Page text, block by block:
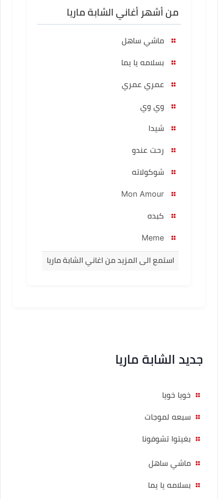
من أشهر أغاني الشابة ماريا
ماشي ساهل
بسلامه يا يما
عمري عمري
وي وي
شيدا
رحت عندو
شوكولاته
كبده
استمع الى المزيد من اغاني الشابة ماريا
جديد الشابة ماريا
خويا خويا
سبعه لموجات
بغيتوا تشوفونا
ماشي ساهل
بسلامه يا يما